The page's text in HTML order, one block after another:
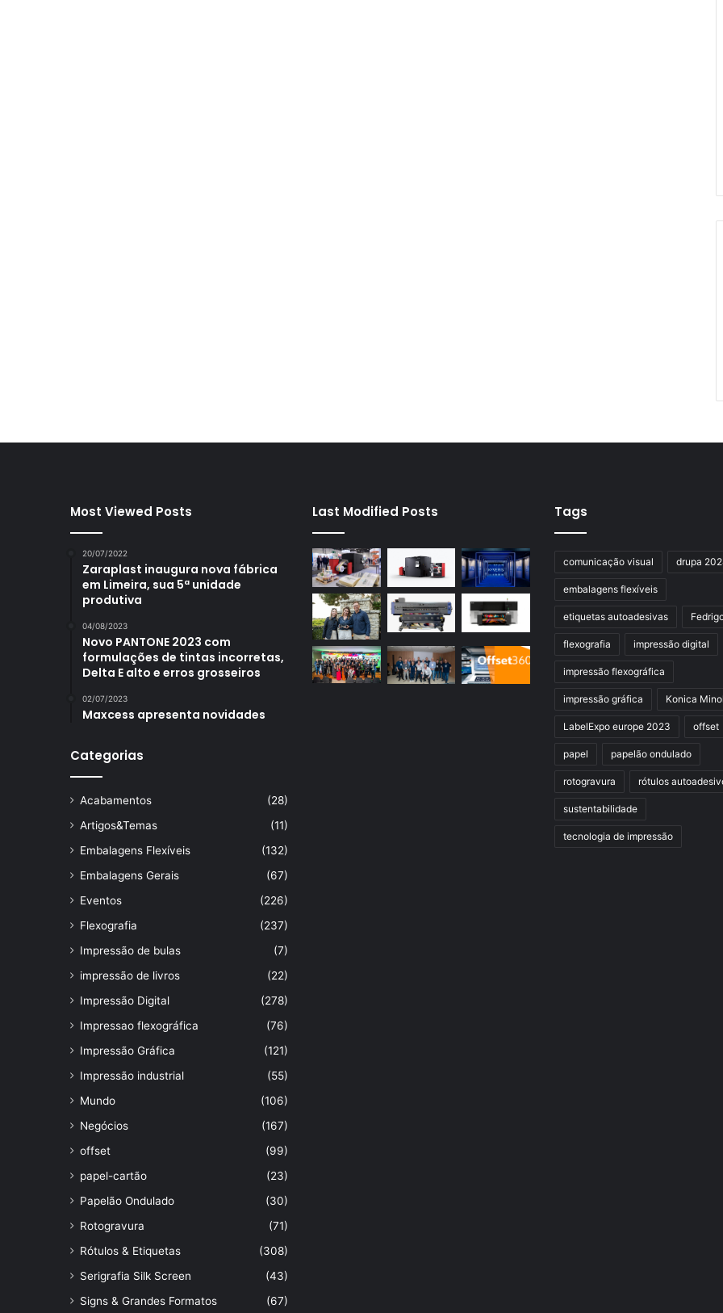
Most Viewed Posts
20/07/2022
Zaraplast inaugura nova fábrica
em Limeira, sua 5ª unidade
produtiva
04/08/2023
Novo PANTONE 2023 com
formulações de tintas incorretas,
Delta E alto e erros grosseiros
02/07/2023
Maxcess apresenta novidades
Categorias
Acabamentos
(28)
Artigos&Temas
(11)
Embalagens Flexíveis
(132)
Embalagens Gerais
(67)
Eventos
(226)
Flexografia
(237)
Impressão de bulas
(7)
impressão de livros
(22)
Impressão Digital
(278)
Impressao flexográfica
(76)
Impressão Gráfica
(121)
Impressão industrial
(55)
Mundo
(106)
Negócios
(167)
offset
(99)
papel-cartão
(23)
Papelão Ondulado
(30)
Rotogravura
(71)
Rótulos & Etiquetas
(308)
Serigrafia Silk Screen
(43)
Signs & Grandes Formatos
(67)
Last Modified Posts Tags
comunicação visual drupa
embalagens flexíveis
etiquetas autoadesivas
flexografia impressão digital
impressão flexográfica
impressão gráfica Konica
LabelExpo europe 2023 offset
papel papelão ondulado
rotogravura rótulos
sustentabilidade
tecnologia de impressão